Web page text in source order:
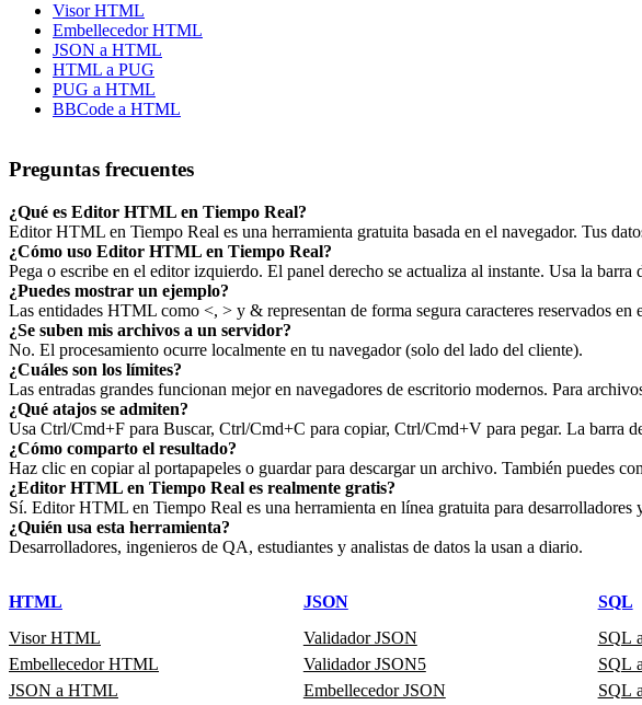
Visor HTML
Embellecedor HTML
JSON a HTML
HTML a PUG
PUG a HTML
BBCode a HTML
Preguntas frecuentes
¿Qué es Editor HTML en Tiempo Real?
Editor HTML en Tiempo Real es una herramienta gratuita basada en el navegador. Tus
¿Cómo uso Editor HTML en Tiempo Real?
Pega o escribe en el editor izquierdo. El panel derecho se actualiza al instante. Usa la
¿Puedes mostrar un ejemplo?
Las entidades HTML como <, > y & representan de forma segura caracteres reservados en
¿Se suben mis archivos a un servidor?
No. El procesamiento ocurre localmente en tu navegador (solo del lado del cliente).
¿Cuáles son los límites?
Las entradas grandes funcionan mejor en navegadores de escritorio modernos. Para
¿Qué atajos se admiten?
Usa Ctrl/Cmd+F para Buscar, Ctrl/Cmd+C para copiar, Ctrl/Cmd+V para pegar. La barra
¿Cómo comparto el resultado?
Haz clic en copiar al portapapeles o guardar para descargar un archivo. También puedes
¿Editor HTML en Tiempo Real es realmente gratis?
Sí. Editor HTML en Tiempo Real es una herramienta en línea gratuita para desarrolladores
¿Quién usa esta herramienta?
Desarrolladores, ingenieros de QA, estudiantes y analistas de datos la usan a diario.
HTML
Visor HTML
Embellecedor HTML
JSON a HTML
JSON
Validador JSON
Validador JSON5
Embellecedor JSON
SQL
SQL
SQL
SQL